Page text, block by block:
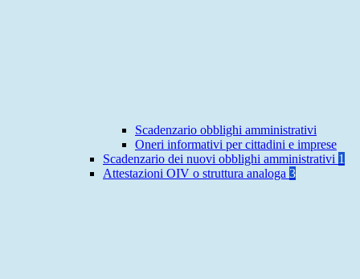
Scadenzario obblighi amministrativi
Oneri informativi per cittadini e imprese
Scadenzario dei nuovi obblighi amministrativi 1
Attestazioni OIV o struttura analoga 3